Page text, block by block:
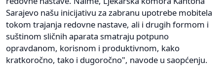
Sarajevo našu inicijativu za zabranu upotrebe mobitela
tokom trajanja redovne nastave, ali i drugih formom i
suštinom sličnih aparata smatraju potpuno
opravdanom, korisnom i produktivnom, kako
kratkoročno, tako i dugoročno", navode u saopćenju.